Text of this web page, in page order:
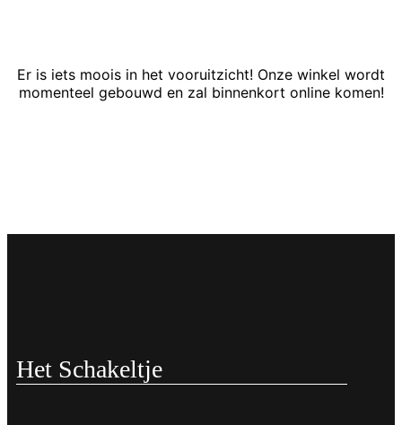
Er is iets moois in het vooruitzicht! Onze winkel wordt
momenteel gebouwd en zal binnenkort online komen!
Het Schakeltje